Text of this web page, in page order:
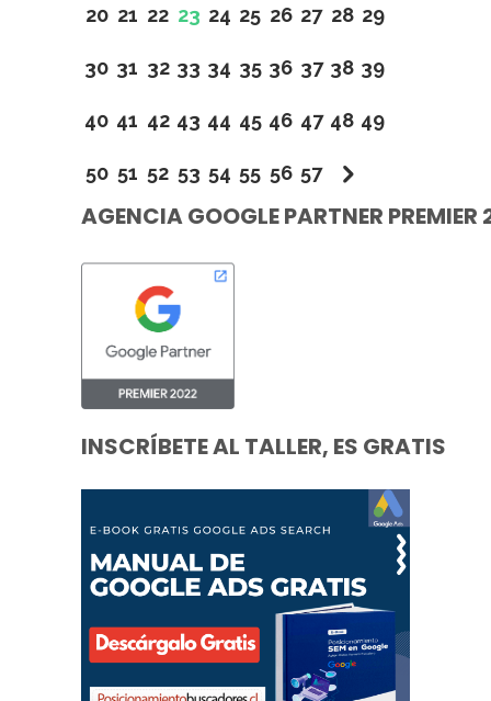
20 21 22 23 24 25 26 27 28 29
30 31 32 33 34 35 36 37 38 39
40 41 42 43 44 45 46 47 48 49
50 51 52 53 54 55 56 57
AGENCIA GOOGLE PARTNER PREMIER
INSCRÍBETE AL TALLER, ES GRATIS